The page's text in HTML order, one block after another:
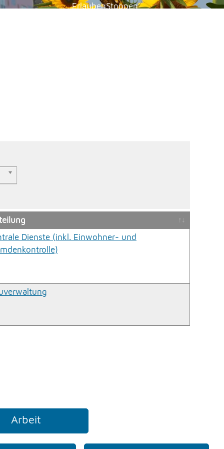
ErlaubenStoppen
Dienste (inkl. Einwohner- und
Arbeit